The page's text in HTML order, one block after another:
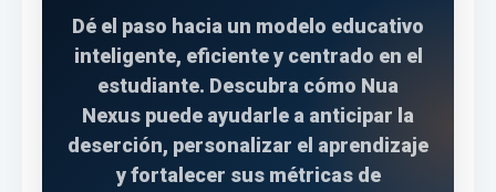
Dé el paso hacia un modelo educativo
inteligente, eficiente y centrado en el
estudiante. Descubra cómo Nua
Nexus puede ayudarle a anticipar la
deserción, personalizar el aprendizaje
y fortalecer sus métricas de